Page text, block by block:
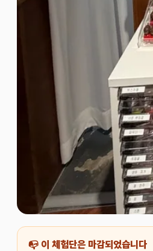
📭 이 체험단은 마감되었습니다